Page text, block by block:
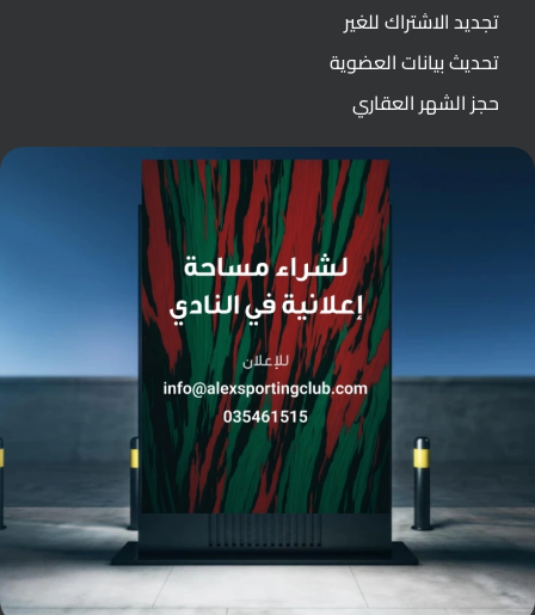
تجديد الاشتراك للغير
تحديث بيانات العضوية
حجز الشهر العقاري